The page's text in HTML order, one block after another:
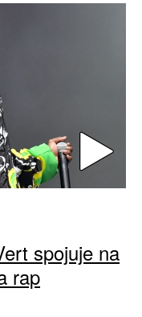
spojuje na
rap